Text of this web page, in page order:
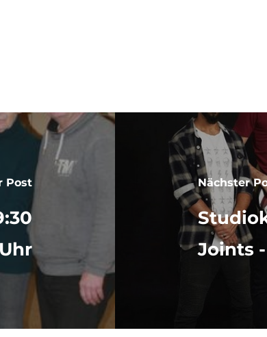
Post
Uhr
Nächster
Joints -
© 2026 SZENE 93